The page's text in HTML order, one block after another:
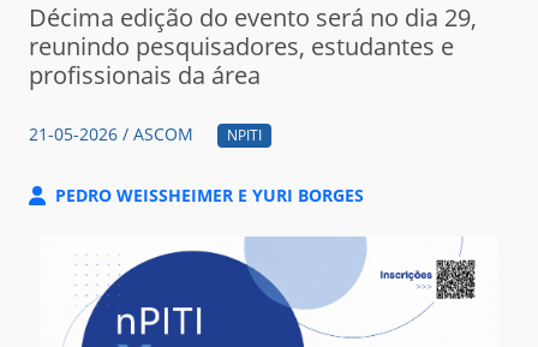
Décima edição do evento será no dia 29,
reunindo pesquisadores, estudantes e
profissionais da área
21-05-2026 / ASCOM NPITI
PEDRO WEISSHEIMER E YURI BORGES